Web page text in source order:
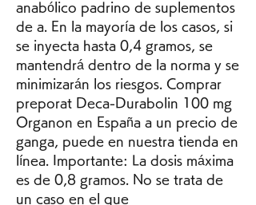
anabólico padrino de suplementos
de a. En la mayoría de los casos, si
se inyecta hasta 0,4 gramos, se
mantendrá dentro de la norma y se
minimizarán los riesgos. Comprar
preporat Deca-Durabolin 100 mg
Organon en España a un precio de
ganga, puede en nuestra tienda en
línea. Importante: La dosis máxima
es de 0,8 gramos. No se trata de
un caso en el que